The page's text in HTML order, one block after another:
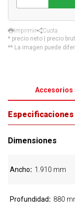
Imprimir
Cuota
* precio neto | precio
** La imagen puede
Accesorios
Especificaciones
Dimensiones
Ancho 1.910 mm
Profundidad 880